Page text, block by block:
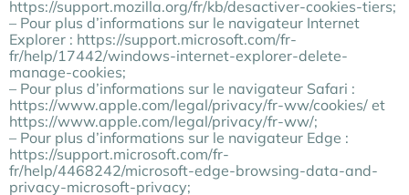
https://support.mozilla.org/fr/kb/desactiver-cookies-tiers;
– Pour plus d’informations sur le navigateur Internet
Explorer : https://support.microsoft.com/fr-
fr/help/17442/windows-internet-explorer-delete-
manage-cookies;
– Pour plus d’informations sur le navigateur Safari :
https://www.apple.com/legal/privacy/fr-ww/cookies/ et
https://www.apple.com/legal/privacy/fr-ww/;
– Pour plus d’informations sur le navigateur Edge :
https://support.microsoft.com/fr-
fr/help/4468242/microsoft-edge-browsing-data-and-
privacy-microsoft-privacy;